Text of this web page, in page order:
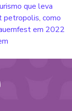
que leva
petropolis, como
em 2022